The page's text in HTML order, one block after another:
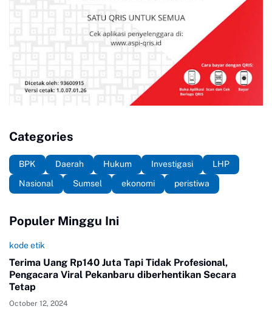
Categories
BPK Daerah Hukum Investigasi
LHP
Nasional
Sumsel ekonomi peristiwa
Populer Minggu Ini
kode etik
Terima Uang Rp140 Juta Tapi Tidak Profesional,
Pengacara Viral Pekanbaru diberhentikan Secara
Tetap
October 12, 2024